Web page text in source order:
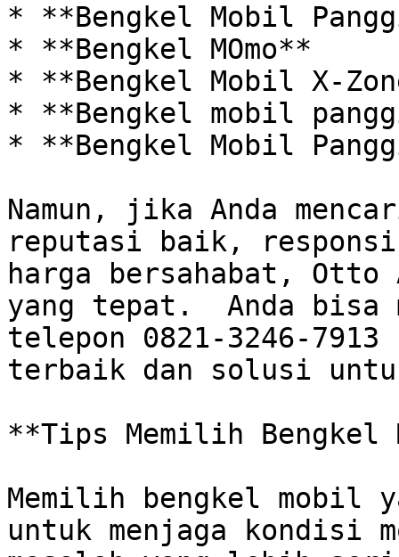
* **Bengkel Mobil
* **Bengkel MOmo**
* **Bengkel Mobil X-
* **Bengkel mobil
* **Bengkel Mobil
Namun, jika Anda
reputasi baik,
harga bersahabat,
yang tepat.  Anda bisa
telepon 0821-3246-7913
terbaik dan solusi
**Tips Memilih Bengkel
Memilih bengkel mobil
untuk menjaga kondisi